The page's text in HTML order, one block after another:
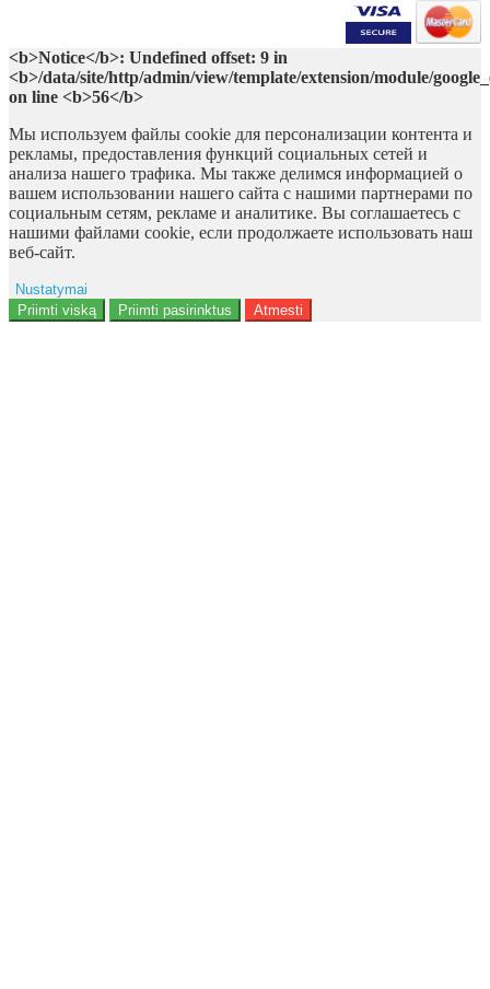
<b>Notice</b>: Undefined offset: 9 in
<b>/data/site/http/admin/view/template/extension/module/
on line <b>56</b>
Мы используем файлы cookie для персонализации контента и
рекламы, предоставления функций социальных сетей и
анализа нашего трафика. Мы также делимся информацией о
вашем использовании нашего сайта с нашими партнерами по
социальным сетям, рекламе и аналитике. Вы соглашаетесь с
нашими файлами cookie, если продолжаете использовать наш
веб-сайт.
Nustatymai
Reklama
Priimti viską Priimti pasirinktus Atmesti